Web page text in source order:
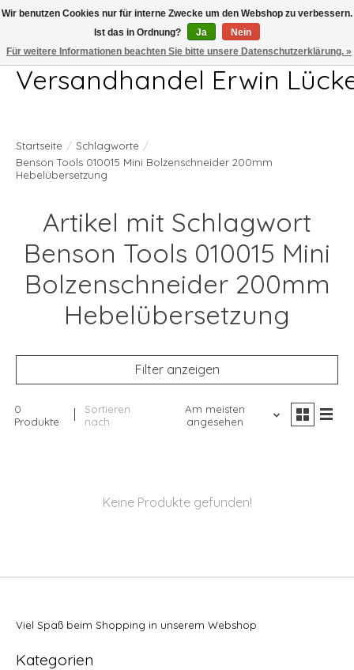
Telefon 04407 715872 MO-DO 7.00-17.00Uhr FR 7.00-13.00Uhr
Versandhandel Erwin
Startseite / Schlagworte /
Benson Tools 010015 Mini Bolzenschneider 200mm
Hebelübersetzung
Artikel mit Schlagwort
Benson Tools 010015 Mini
Bolzenschneider 200mm
Hebelübersetzung
Filter anzeigen
0
Produkte
Sortieren
nach
Am meisten
angesehen
Keine Produkte gefunden!
Viel Spaß beim Shopping in unserem Webshop
Kategorien
Wir benutzen Cookies nur für interne Zwecke um den Webshop zu verbessern.
Ist das in Ordnung?
Ja
Nein
Für weitere Informationen beachten Sie bitte unsere Datenschutzerklärung. »